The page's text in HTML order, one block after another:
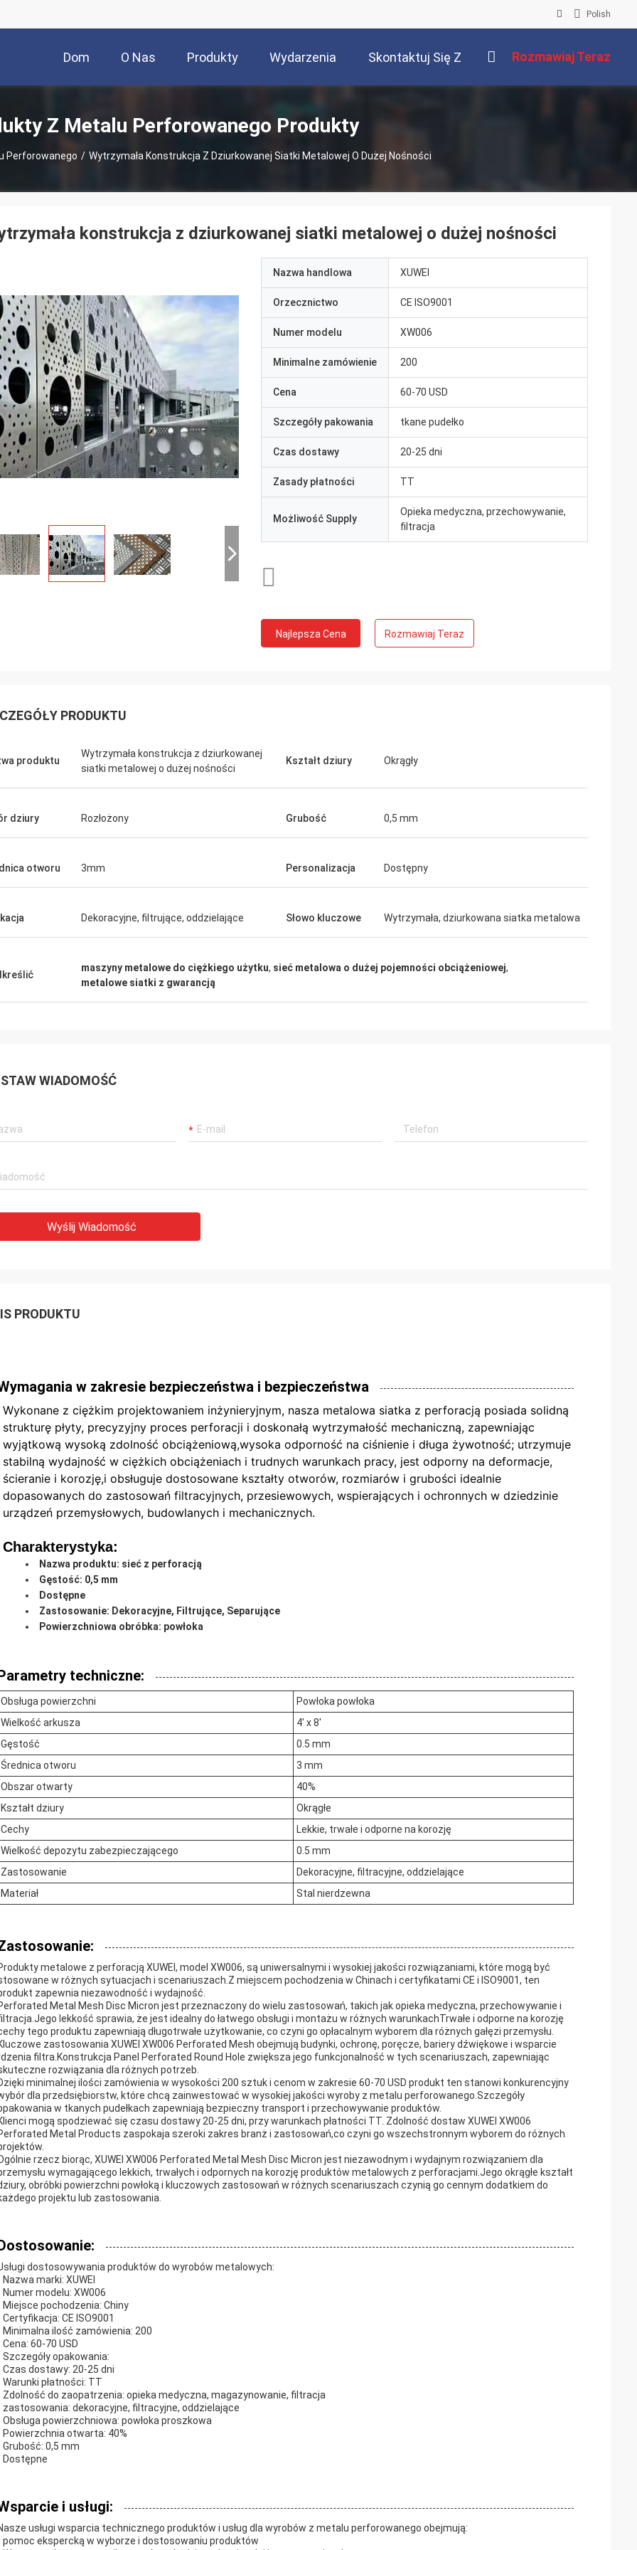
Polish
Dom O Nas Produkty Wydarzenia Skontaktuj Się Z Rozmawiaj Teraz
Z Metalu Perforowanego Produkty
Perforowanego / Wytrzymała Konstrukcja Z Dziurkowanej Siatki Metalowej O Dużej Nośności
konstrukcja z dziurkowanej siatki metalowej o dużej nośności
Nazwa handlowa XUWEI
Orzecznictwo CE ISO9001
Numer modelu XW006
Minimalne zamówienie 200
Cena 60-70 USD
Szczegóły pakowania tkane pudełko
Czas dostawy 20-25 dni
Zasady płatności TT
Możliwość Supply
Opieka medyczna, przechowywanie,
filtracja
Najlepsza Cena Rozmawiaj Teraz
PRODUKTU
produktu
Wytrzymała konstrukcja z dziurkowanej
siatki metalowej o dużej nośności
Kształt dziury Okrągły
dziury Rozłożony Grubość 0,5 mm
otworu 3mm Personalizacja Dostępny
Dekoracyjne, filtrujące, oddzielające Słowo kluczowe Wytrzymała, dziurkowana siatka metalowa
maszyny metalowe do ciężkiego użytku, sieć metalowa o dużej pojemności obciążeniowej,
metalowe siatki z gwarancją
WIADOMOŚĆ
Wyślij Wiadomość
PRODUKTU
w zakresie bezpieczeństwa i bezpieczeństwa
Wykonane z ciężkim projektowaniem inżynieryjnym, nasza metalowa siatka z perforacją posiada solidną
strukturę płyty, precyzyjny proces perforacji i doskonałą wytrzymałość mechaniczną, zapewniając
wyjątkową wysoką zdolność obciążeniową,wysoka odporność na ciśnienie i długa żywotność; utrzymuje
stabilną wydajność w ciężkich obciążeniach i trudnych warunkach pracy, jest odporny na deformacje,
ścieranie i korozję,i obsługuje dostosowane kształty otworów, rozmiarów i grubości idealnie
dopasowanych do zastosowań filtracyjnych, przesiewowych, wspierających i ochronnych w dziedzinie
urządzeń przemysłowych, budowlanych i mechanicznych.
Charakterystyka:
Nazwa produktu: sieć z perforacją
Gęstość: 0,5 mm
Dostępne
Zastosowanie: Dekoracyjne, Filtrujące, Separujące
Powierzchniowa obróbka: powłoka
techniczne:
Obsługa powierzchni
Powłoka powłoka
Wielkość arkusza
4' x 8'
Gęstość
0.5 mm
Średnica otworu
3 mm
Obszar otwarty
40%
Kształt dziury
Okrągłe
Cechy
Lekkie, trwałe i odporne na korozję
Wielkość depozytu zabezpieczającego
0.5 mm
Zastosowanie
Dekoracyjne, filtracyjne, oddzielające
Materiał
Stal nierdzewna
metalowe z perforacją XUWEI, model XW006, są uniwersalnymi i wysokiej jakości rozwiązaniami, które mogą być
w różnych sytuacjach i scenariuszach.Z miejscem pochodzenia w Chinach i certyfikatami CE i ISO9001, ten
zapewnia niezawodność i wydajność.
Metal Mesh Disc Micron jest przeznaczony do wielu zastosowań, takich jak opieka medyczna, przechowywanie i
lekkość sprawia, że jest idealny do łatwego obsługi i montażu w różnych warunkachTrwałe i odporne na korozję
tego produktu zapewniają długotrwałe użytkowanie, co czyni go opłacalnym wyborem dla różnych gałęzi przemysłu.
zastosowania XUWEI XW006 Perforated Mesh obejmują budynki, ochronę, poręcze, bariery dźwiękowe i wsparcie
filtra.Konstrukcja Panel Perforated Round Hole zwiększa jego funkcjonalność w tych scenariuszach, zapewniając
rozwiązania dla różnych potrzeb.
minimalnej ilości zamówienia w wysokości 200 sztuk i cenom w zakresie 60-70 USD produkt ten stanowi konkurencyjny
dla przedsiębiorstw, które chcą zainwestować w wysokiej jakości wyroby z metalu perforowanego.Szczegóły
w tkanych pudełkach zapewniają bezpieczny transport i przechowywanie produktów.
mogą spodziewać się czasu dostawy 20-25 dni, przy warunkach płatności TT. Zdolność dostaw XUWEI XW006
Metal Products zaspokaja szeroki zakres branż i zastosowań,co czyni go wszechstronnym wyborem do różnych
rzecz biorąc, XUWEI XW006 Perforated Metal Mesh Disc Micron jest niezawodnym i wydajnym rozwiązaniem dla
wymagającego lekkich, trwałych i odpornych na korozję produktów metalowych z perforacjami.Jego okrągłe kształt
obróbki powierzchni powłoką i kluczowych zastosowań w różnych scenariuszach czynią go cennym dodatkiem do
projektu lub zastosowania.
dostosowywania produktów do wyrobów metalowych:
Nazwa marki: XUWEI
Numer modelu: XW006
Miejsce pochodzenia: Chiny
Certyfikacja: CE ISO9001
Minimalna ilość zamówienia: 200
Cena: 60-70 USD
Szczegóły opakowania:
Czas dostawy: 20-25 dni
Warunki płatności: TT
Zdolność do zaopatrzenia: opieka medyczna, magazynowanie, filtracja
zastosowania: dekoracyjne, filtracyjne, oddzielające
Obsługa powierzchniowa: powłoka proszkowa
Powierzchnia otwarta: 40%
Grubość: 0,5 mm
Dostępne
i usługi:
usługi wsparcia technicznego produktów i usług dla wyrobów z metalu perforowanego obejmują:
pomoc ekspercką w wyborze i dostosowaniu produktów